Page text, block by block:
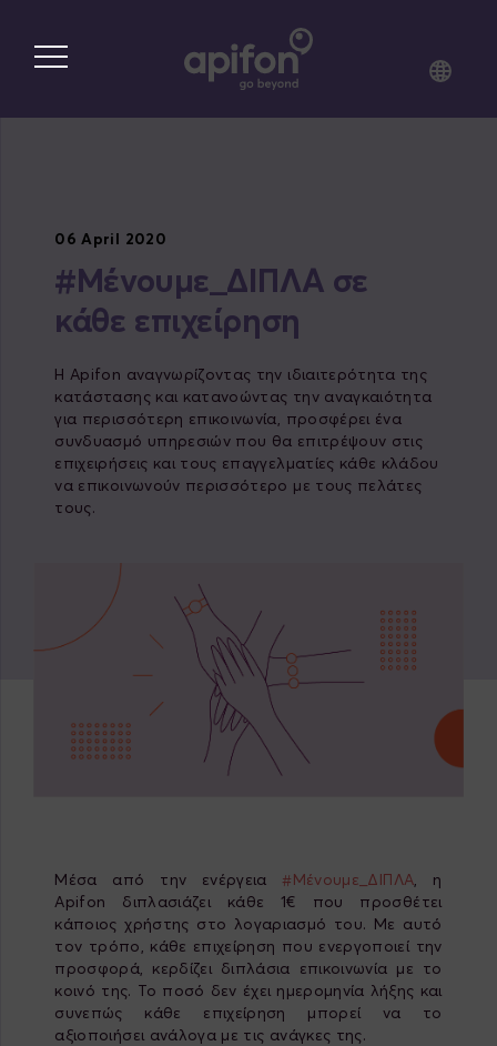
main
06 April 2020
#Μένουμε_ΔΙΠΛΑ σε
κάθε επιχείρηση
Η Apifon αναγνωρίζοντας την ιδιαιτερότητα της
κατάστασης και κατανοώντας την αναγκαιότητα
για περισσότερη επικοινωνία, προσφέρει ένα
συνδυασμό υπηρεσιών που θα επιτρέψουν στις
επιχειρήσεις και τους επαγγελματίες κάθε κλάδου
να επικοινωνούν περισσότερο με τους πελάτες
τους.
Μέσα από την ενέργεια #Μένουμε_ΔΙΠΛΑ , η
Apifon διπλασιάζει κάθε 1€ που προσθέτει
κάποιος χρήστης στο λογαριασμό του. Με αυτό
τον τρόπο, κάθε επιχείρηση που ενεργοποιεί την
προσφορά, κερδίζει διπλάσια επικοινωνία με το
κοινό της. Το ποσό δεν έχει ημερομηνία λήξης και
συνεπώς κάθε επιχείρηση μπορεί να το
αξιοποιήσει ανάλογα με τις ανάγκες της.